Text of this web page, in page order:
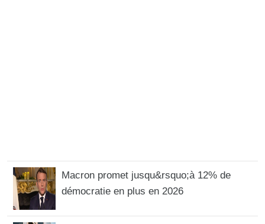
Macron promet jusqu&rsquo;à 12% de
démocratie en plus en 2026